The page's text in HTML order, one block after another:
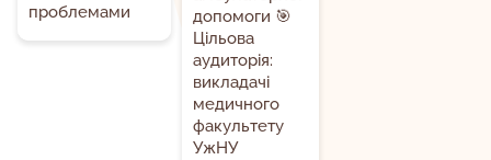
проблемами
допомоги 🎯
Цільова
аудиторія:
викладачі
медичного
факультету
УжНУ